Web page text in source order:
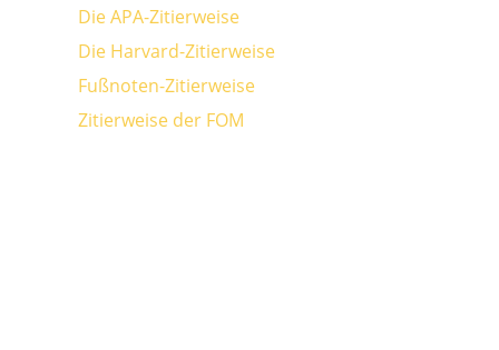
Die APA-Zitierweise
Die Harvard-Zitierweise
Fußnoten-Zitierweise
Zitierweise der FOM